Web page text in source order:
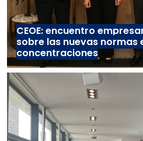
CEOE: encuentro
sobre las nuevas normas
concentraciones